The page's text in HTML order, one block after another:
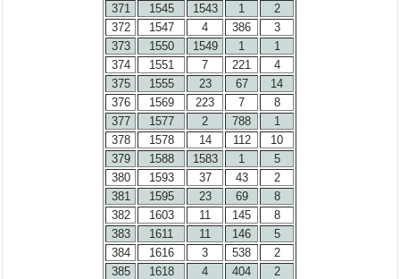
371
1545 1543 1
2
372
1547 4 386
3
373
1550 1549 1
1
374
1551 7 221
4
375
1555 23 67
14
376
1569 223 7
8
377
1577 2 788
1
378
1578 14 112
10
379
1588 1583 1
5
380
1593 37 43
2
381
1595 23 69
8
382
1603 11 145
8
383
1611 11 146
5
384
1616 3 538
2
385
1618 4 404
2